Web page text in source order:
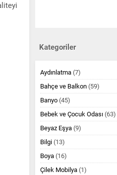
Kategoriler
Aydınlatma (7)
Bahçe ve Balkon (59)
Banyo (45)
Bebek ve Çocuk Odası (63)
Beyaz Eşya (9)
Bilgi (13)
Boya (16)
Çilek Mobilya (1)